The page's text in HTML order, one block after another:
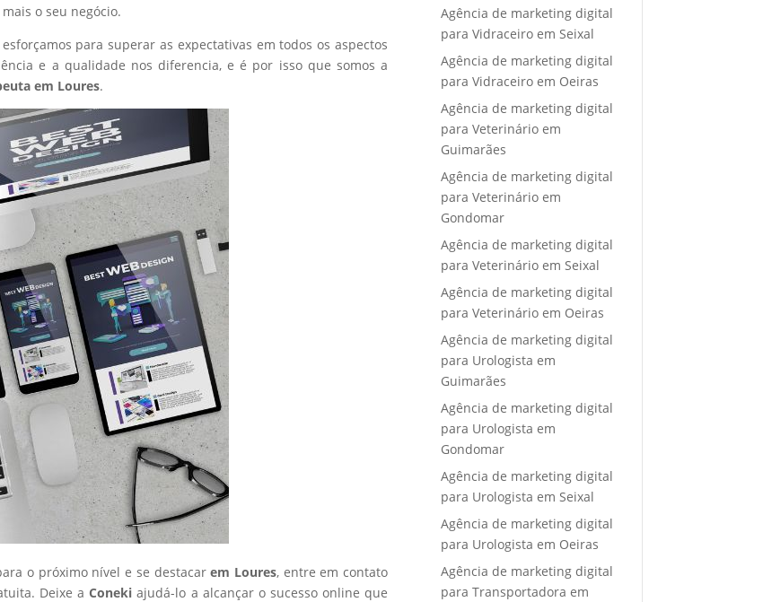
o seu negócio.
para superar as expectativas em todos os aspectos
e a qualidade nos diferencia, e é por isso que somos a
em Loures.
o próximo nível e se destacarem Loures, entre em contato
Deixe aConeki ajudá-lo a alcançar o sucesso online que
Agência de marketing digital
para Vidraceiro em Seixal
Agência de marketing digital
para Vidraceiro em Oeiras
Agência de marketing digital
para Veterinário em
Guimarães
Agência de marketing digital
para Veterinário em
Gondomar
Agência de marketing digital
para Veterinário em Seixal
Agência de marketing digital
para Veterinário em Oeiras
Agência de marketing digital
para Urologista em
Guimarães
Agência de marketing digital
para Urologista em
Gondomar
Agência de marketing digital
para Urologista em Seixal
Agência de marketing digital
para Urologista em Oeiras
Agência de marketing digital
para Transportadora em